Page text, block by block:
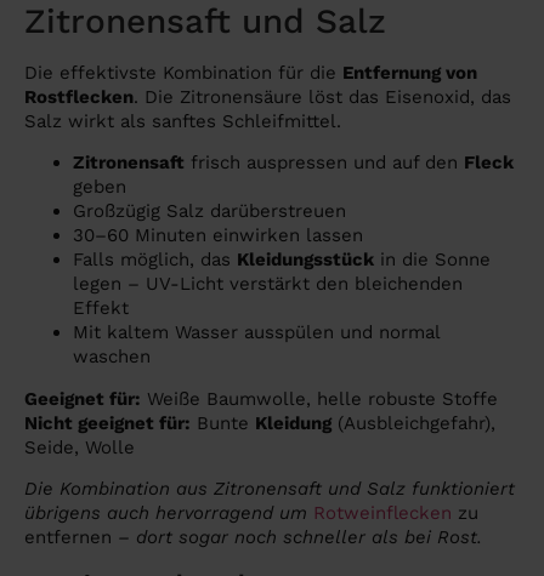
Zitronensaft und Salz
Die effektivste Kombination für die Entfernung von
Rostflecken. Die Zitronensäure löst das Eisenoxid, das
Salz wirkt als sanftes Schleifmittel.
Zitronensaft frisch auspressen und auf den Fleck
geben
Großzügig Salz darüberstreuen
30–60 Minuten einwirken lassen
Falls möglich, das Kleidungsstück in die Sonne
legen – UV-Licht verstärkt den bleichenden
Effekt
Mit kaltem Wasser ausspülen und normal
waschen
Geeignet für: Weiße Baumwolle, helle robuste Stoffe
Nicht geeignet für: Bunte Kleidung (Ausbleichgefahr),
Seide, Wolle
Die Kombination aus Zitronensaft und Salz funktioniert
übrigens auch hervorragend um Rotweinflecken zu
entfernen – dort sogar noch schneller als bei Rost.